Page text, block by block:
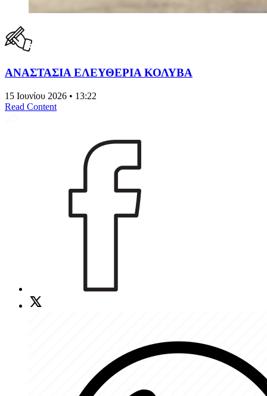
ΑΝΑΣΤΑΣΙΑ ΕΛΕΥΘΕΡΙΑ ΚΟΛΥΒΑ
15 Ιουνίου 2026 • 13:22
Read Content